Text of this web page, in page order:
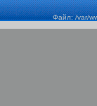
Файл: /var/